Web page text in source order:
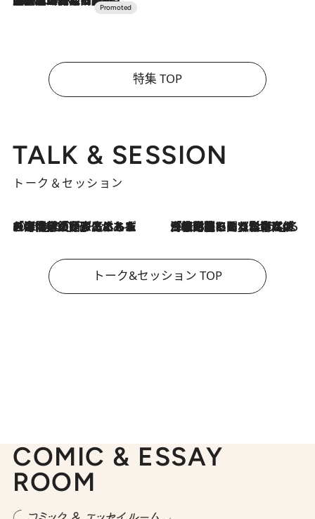
特集 TOP
TALK & SESSION
トーク＆セッション
2026.8.3
「今後値上げがあるとすれば…」「リスクがあるのは今年の冬」エネルギー専門家が語る、ホルムズ海峡封鎖が家庭にもたらす“ある心配” 2026.8.3
「住宅建てられない…」「サーチャージ料の高値が続いている」ホルムズ海峡封鎖による影響はいつまで続く？《エネルギー専門家に聞く“どうなる日本の暮らし”》
トーク&セッション TOP
COMIC & ESSAY
ROOM